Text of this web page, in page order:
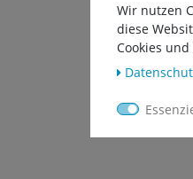
Wir nutzen
diese
Cookies